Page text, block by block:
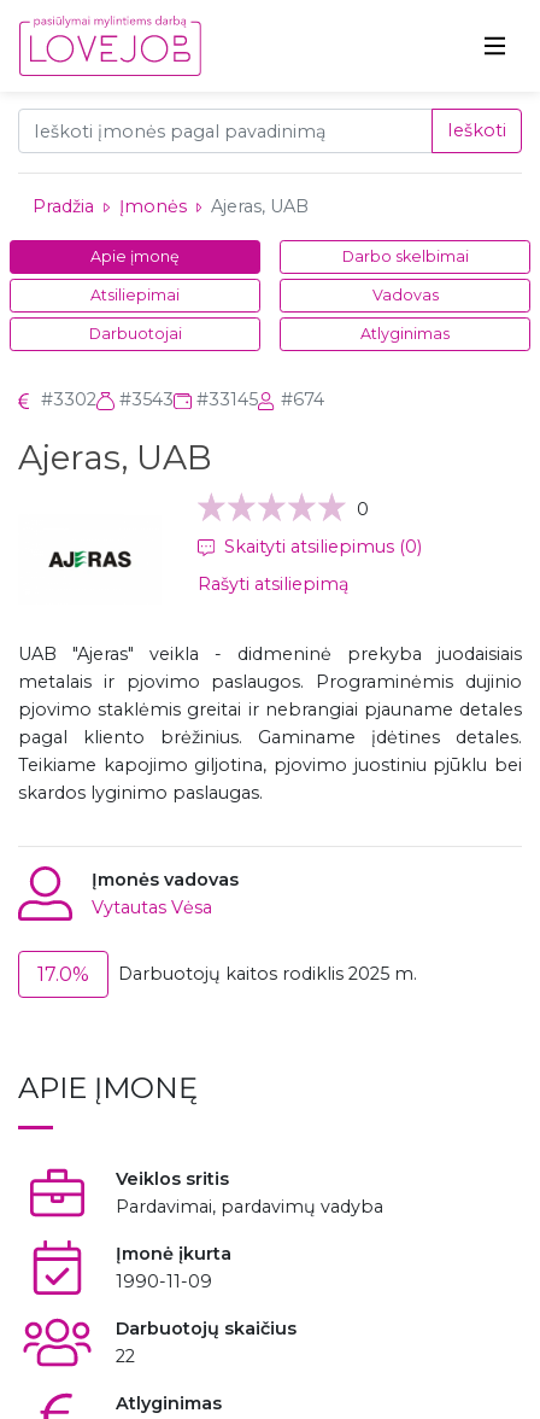
Ieškoti
Pradžia Įmonės Ajeras, UAB
Apie įmonę Darbo skelbimai
Atsiliepimai Vadovas
Darbuotojai Atlyginimas
#3302 #3543 #33145 #674
Ajeras, UAB
0
Skaityti atsiliepimus (0)
Rašyti atsiliepimą
UAB "Ajeras" veikla - didmeninė prekyba juodaisiais
metalais ir pjovimo paslaugos. Programinėmis dujinio
pjovimo staklėmis greitai ir nebrangiai pjauname detales
pagal kliento brėžinius. Gaminame įdėtines detales.
Teikiame kapojimo giljotina, pjovimo juostiniu pjūklu bei
skardos lyginimo paslaugas.
Įmonės vadovas
Vytautas Vėsa
17.0% Darbuotojų kaitos rodiklis 2025 m.
APIE ĮMONĘ
Veiklos sritis
Pardavimai, pardavimų vadyba
Įmonė įkurta
1990-11-09
Darbuotojų skaičius
22
Atlyginimas